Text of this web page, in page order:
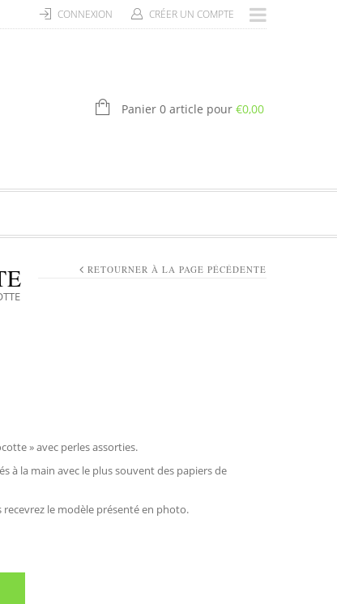
CONNEXION CRÉER UN COMPTE
Panier 0 article pour €0,00
RETOURNER À LA PAGE PÉCÉDENTE
» avec perles assorties.
à la main avec le plus souvent des papiers de
recevrez le modèle présenté en photo.